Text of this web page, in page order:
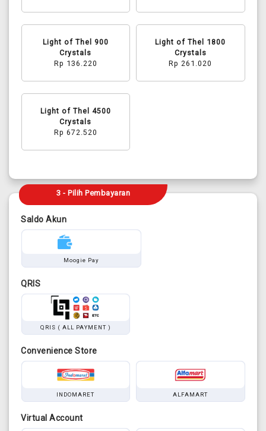
Light of Thel 900
Crystals
Rp 136.220
Light of Thel 1800
Crystals
Rp 261.020
Light of Thel 4500
Crystals
Rp 672.520
3 - Pilih Pembayaran
Saldo Akun
Moogie Pay
QRIS
QRIS ( ALL PAYMENT )
Convenience Store
INDOMARET ALFAMART
Virtual Account